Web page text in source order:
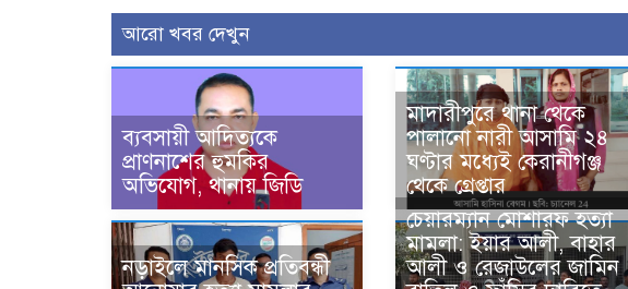
আরো খবর দেখুন
ব্যবসায়ী আদিত্যকে
প্রাণনাশের হুমকির
অভিযোগ, থানায় জিডি
মাদারীপুরে থানা থেকে
পালানো নারী আসামি ২৪
ঘণ্টার মধ্যেই কেরানীগঞ্জ
থেকে গ্রেপ্তার
নড়াইলে মানসিক প্রতিবন্ধী
চেয়ারম্যান মোশারফ হত্যা
মামলা: ইয়ার আলী, বাহার
আলী ও রেজাউলের জামিন